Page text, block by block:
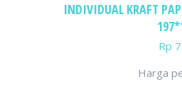
INDIVIDUAL KRAFT
Rp
Harga